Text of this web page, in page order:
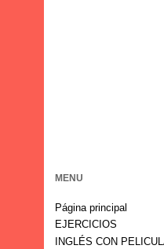
MENU
Página principal
EJERCICIOS
INGLÉS CON